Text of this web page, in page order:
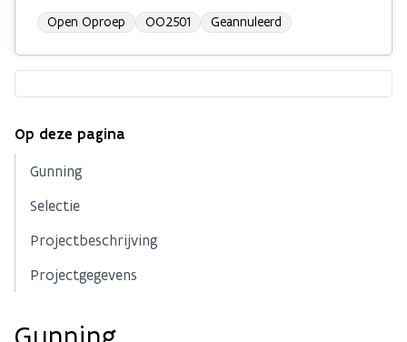
Open Oproep OO2501 Geannuleerd
Op deze pagina
Gunning
Selectie
Projectbeschrijving
Projectgegevens